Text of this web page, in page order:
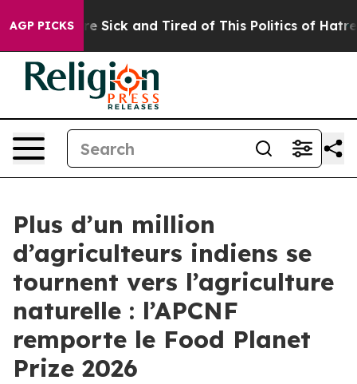
AGP PICKSAre Sick and Tired of This Politics of Hatred”
Plus d’un million
d’agriculteurs indiens se
tournent vers l’agriculture
naturelle : l’APCNF
remporte le Food Planet
Prize 2026